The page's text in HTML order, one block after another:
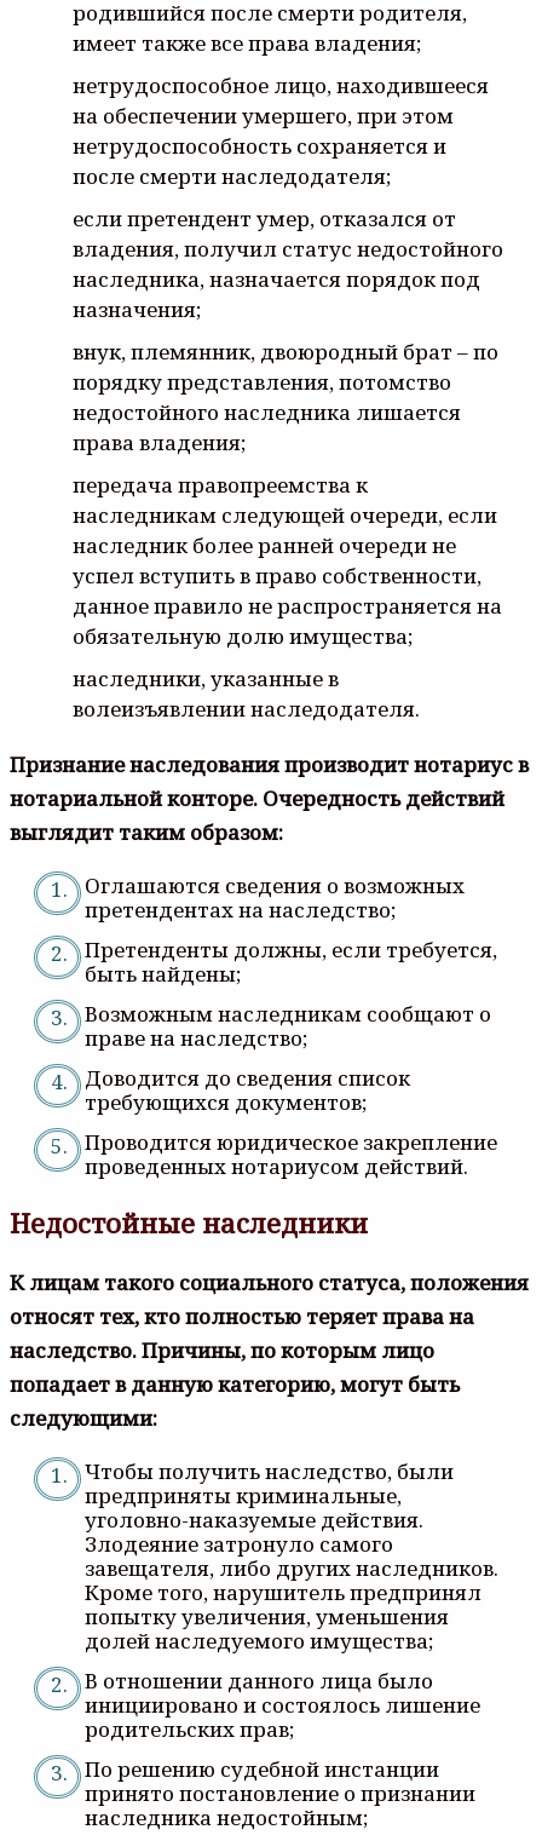
родившийся после смерти родителя,
имеет также все права владения;
нетрудоспособное лицо, находившееся
на обеспечении умершего, при этом
нетрудоспособность сохраняется и
после смерти наследодателя;
если претендент умер, отказался от
владения, получил статус недостойного
наследника, назначается порядок под
назначения;
внук, племянник, двоюродный брат – по
порядку представления, потомство
недостойного наследника лишается
права владения;
передача правопреемства к
наследникам следующей очереди, если
наследник более ранней очереди не
успел вступить в право собственности,
данное правило не распространяется на
обязательную долю имущества;
наследники, указанные в
волеизъявлении наследодателя.
Признание наследования производит нотариус в
нотариальной конторе. Очередность действий
выглядит таким образом:
Оглашаются сведения о возможных
претендентах на наследство;
Претенденты должны, если требуется,
быть найдены;
Возможным наследникам сообщают о
праве на наследство;
Доводится до сведения список
требующихся документов;
Проводится юридическое закрепление
проведенных нотариусом действий.
Недостойные наследники
К лицам такого социального статуса, положения
относят тех, кто полностью теряет права на
наследство. Причины, по которым лицо
попадает в данную категорию, могут быть
следующими:
Чтобы получить наследство, были
предприняты криминальные,
уголовно-наказуемые действия.
Злодеяние затронуло самого
завещателя, либо других наследников.
Кроме того, нарушитель предпринял
попытку увеличения, уменьшения
долей наследуемого имущества;
В отношении данного лица было
инициировано и состоялось лишение
родительских прав;
По решению судебной инстанции
принято постановление о признании
наследника недостойным;